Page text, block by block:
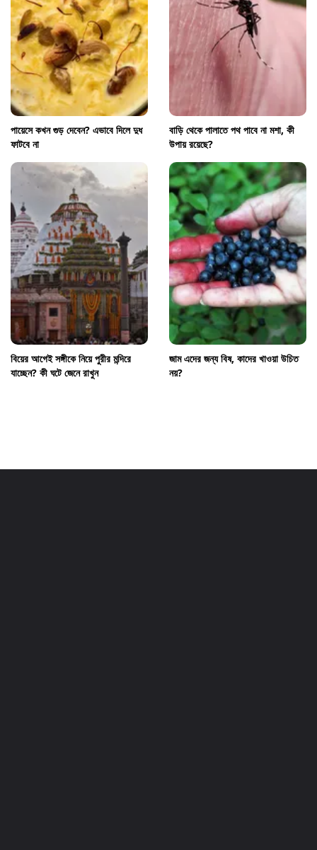
পায়েসে কখন গুড় দেবেন? এভাবে দিলে দুধ
ফাটবে না
বাড়ি থেকে পালাতে পথ পাবে না মশা, কী
উপায় রয়েছে?
বিয়ের আগেই সঙ্গীকে নিয়ে পুরীর মন্দিরে
যাচ্ছেন? কী ঘটে জেনে রাখুন
জাম এদের জন্য বিষ, কাদের খাওয়া উচিত
নয়?